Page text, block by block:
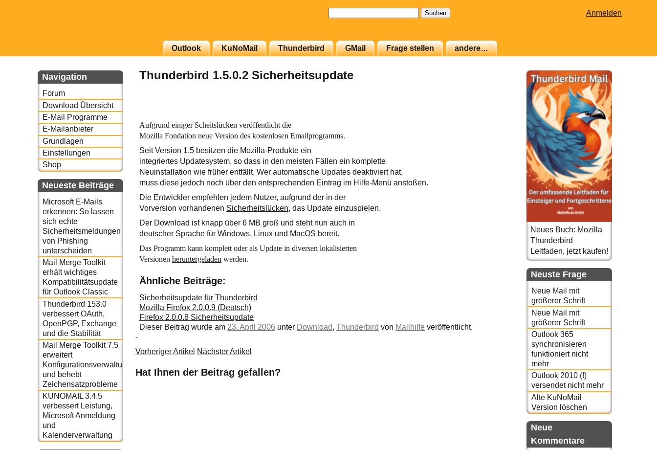
Anmelden
Outlook KuNoMail Thunderbird GMail Frage stellen andere…
Navigation
Forum
Download Übersicht
E-Mail Programme
E-Mailanbieter
Grundlagen
Einstellungen
Shop
Neueste Beiträge
Microsoft E-Mails
erkennen: So lassen
sich echte
Sicherheitsmeldungen
von Phishing
unterscheiden
Mail Merge Toolkit
erhält wichtiges
Kompatibilitätsupdate
für Outlook Classic
Thunderbird 153.0
verbessert OAuth,
OpenPGP, Exchange
und die Stabilität
Mail Merge Toolkit 7.5
erweitert
Konfigurationsverwaltung
und behebt
Zeichensatzprobleme
KUNOMAIL 3.4.5
verbessert Leistung,
Microsoft Anmeldung
und
Kalenderverwaltung
Thunderbird 1.5.0.2 Sicherheitsupdate
Aufgrund einiger Scheitslücken veröffentlicht die
Mozilla Fondation neue Version des kostenlosen Emailprogramms.
Seit Version 1.5 besitzen die Mozilla-Produkte ein
integriertes Updatesystem, so dass in den meisten Fällen ein komplette
Neuinstallation wie früher entfällt. Wer automatische Updates deaktiviert hat,
muss diese jedoch noch über den entsprechenden Eintrag im Hilfe-Menü anstoßen.
Die Entwickler empfehlen jedem Nutzer, aufgrund der in der
Vorversion vorhandenen Sicherheitslücken, das Update einzuspielen.
Der Download ist knapp über 6 MB groß und steht nun auch in
deutscher Sprache fürWindows, Linux und MacOS bereit.
Das Programm kann komplett oder als Update in diversen lokalisierten
Versionenheruntergeladen werden.
Ähnliche Beiträge:
Sicherheitsupdate für Thunderbird
Mozilla Firefox 2.0.0.9 (Deutsch)
Firefox 2.0.0.8 Sicherheitsupdate
Dieser Beitrag wurde am 23. April 2006 unter Download,Thunderbird von Mailhilfe veröffentlicht.
-
Vorheriger Artikel Nächster Artikel
Hat Ihnen der Beitrag gefallen?
Neues Buch: Mozilla
Thunderbird
Leitfaden, jetzt kaufen!
Neuste Frage
Neue Mail mit
größerer Schrift
Neue Mail mit
größerer Schrift
Outlook 365
synchronisieren
funktioniert nicht
mehr
Outlook 2010 (!)
versendet nicht mehr
Alte KuNoMail
Version löschen
Neue
Kommentare
oder auch